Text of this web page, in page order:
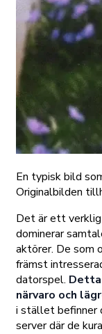
En typisk bild
Originalbilden
Det är ett
dominerar
aktörer. De som
främst
datorspel.
närvaro och
i stället befinner
server där de